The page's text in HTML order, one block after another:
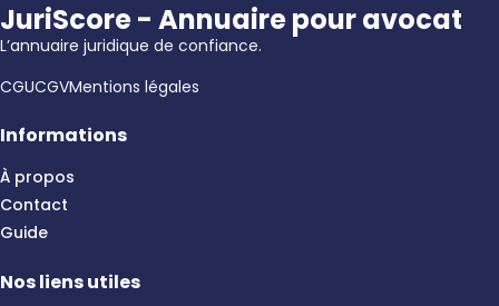
JuriScore - Annuaire pour avocat
L’annuaire juridique de confiance.
CGUCGVMentions légales
Informations
À propos
Contact
Guide
Nos liens utiles